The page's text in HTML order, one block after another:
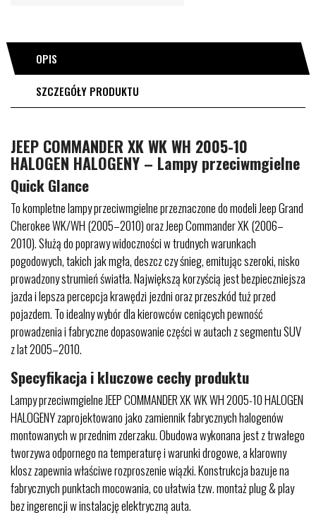
OPIS
SZCZEGÓŁY PRODUKTU
JEEP COMMANDER XK WK WH 2005-10
HALOGEN HALOGENY – Lampy przeciwmgielne
Quick Glance
To kompletne lampy przeciwmgielne przeznaczone do modeli Jeep Grand
Cherokee WK/WH (2005–2010) oraz Jeep Commander XK (2006–
2010). Służą do poprawy widoczności w trudnych warunkach
pogodowych, takich jak mgła, deszcz czy śnieg, emitując szeroki, nisko
prowadzony strumień światła. Największą korzyścią jest bezpieczniejsza
jazda i lepsza percepcja krawędzi jezdni oraz przeszkód tuż przed
pojazdem. To idealny wybór dla kierowców ceniących pewność
prowadzenia i fabryczne dopasowanie części w autach z segmentu SUV
z lat 2005–2010.
Specyfikacja i kluczowe cechy produktu
Lampy przeciwmgielne JEEP COMMANDER XK WK WH 2005-10 HALOGEN
HALOGENY zaprojektowano jako zamiennik fabrycznych halogenów
montowanych w przednim zderzaku. Obudowa wykonana jest z trwałego
tworzywa odpornego na temperaturę i warunki drogowe, a klarowny
klosz zapewnia właściwe rozproszenie wiązki. Konstrukcja bazuje na
fabrycznych punktach mocowania, co ułatwia tzw. montaż plug & play
bez ingerencji w instalację elektryczną auta.